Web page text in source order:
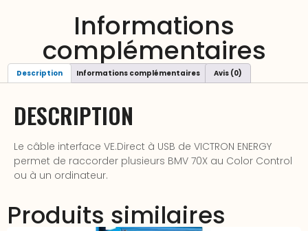
Informations
complémentaires
Description Informations complémentaires Avis (0)
DESCRIPTION
Le câble interface VE.Direct à USB de VICTRON ENERGY
permet de raccorder plusieurs BMV 70X au Color Control
ou à un ordinateur.
Produits similaires